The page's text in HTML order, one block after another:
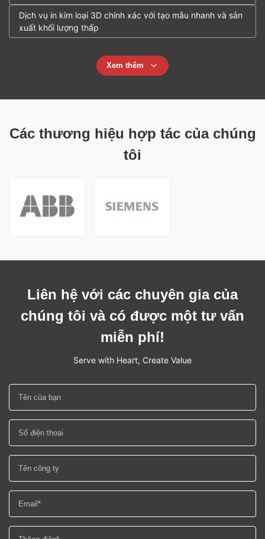
Dịch vụ in kim loại 3D chính xác với tạo mẫu nhanh và sản
xuất khối lượng thấp
Xem thêm
Các thương hiệu hợp tác của chúng
tôi
Liên hệ với các chuyên gia của
chúng tôi và có được một tư vấn
miễn phí!
Serve with Heart, Create Value